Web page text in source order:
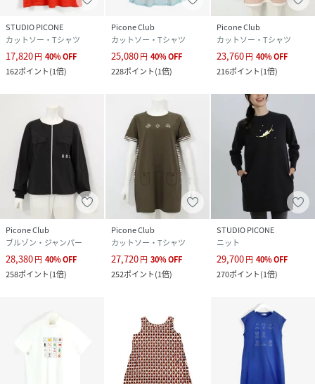
STUDIO PICONE
カットソー・Tシャツ
17,820円 40%OFF
162ポイント(1倍)
Picone Club
カットソー・Tシャツ
25,080円 40%OFF
228ポイント(1倍)
Picone Club
カットソー・Tシャツ
23,760円 40%OFF
216ポイント(1倍)
Picone Club
ブルゾン・ジャンパー
28,380円 40%OFF
258ポイント(1倍)
Picone Club
カットソー・Tシャツ
27,720円 30%OFF
252ポイント(1倍)
STUDIO PICONE
ニット
29,700円 40%OFF
270ポイント(1倍)